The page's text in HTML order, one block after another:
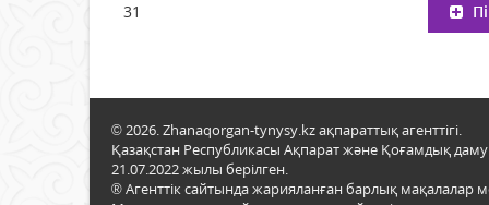
31
© 2026. Zhanaqorgan-tynysy.kz ақпараттық агенттігі.
Қазақстан Республикасы Ақпарат және Қоғамдық даму
21.07.2022 жылы берілген.
® Агенттік сайтында жарияланған барлық